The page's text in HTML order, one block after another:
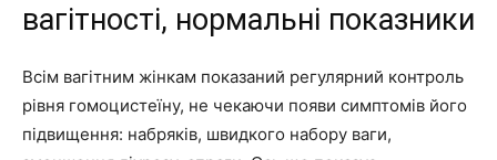
вагітності, нормальні показники
Всім вагітним жінкам показаний регулярний контроль
рівня гомоцистеїну, не чекаючи появи симптомів його
підвищення: набряків, швидкого набору ваги,